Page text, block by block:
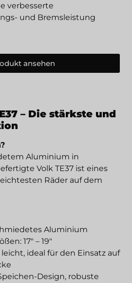
verbesserte
und Bremsleistung
ansehen
– Die stärkste und
Aluminium in
Volk TE37 ist eines
Räder auf dem
Aluminium
17" – 19"
ideal für den Einsatz auf
Design, robuste